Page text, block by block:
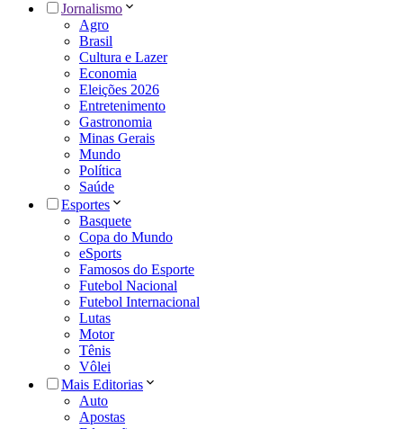
Jornalismo
Agro
Brasil
Cultura e Lazer
Economia
Eleições 2026
Entretenimento
Gastronomia
Minas Gerais
Mundo
Política
Saúde
Esportes
Basquete
Copa do Mundo
eSports
Famosos do Esporte
Futebol Nacional
Futebol Internacional
Lutas
Motor
Tênis
Vôlei
Mais Editorias
Auto
Apostas